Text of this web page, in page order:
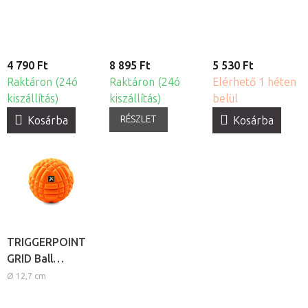
4 790 Ft
Raktáron (24ó
kiszállítás)
Kosárba
8 895 Ft
Raktáron (24ó
kiszállítás)
RÉSZLET
5 530 Ft
Elérhető 1 héten
belül
Kosárba
TRIGGERPOINT
GRID Ball
habszivacs
Ø 12,7 cm